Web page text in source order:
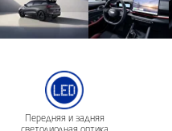
Передняя и задняя